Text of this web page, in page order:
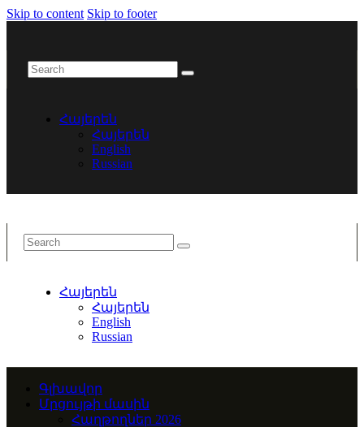
Skip to content Skip to footer
Հայերեն
Հայերեն
English
Russian
Հայերեն
Հայերեն
English
Russian
Գլխավոր
Մրցույթի մասին
Հաղթողներ 2026